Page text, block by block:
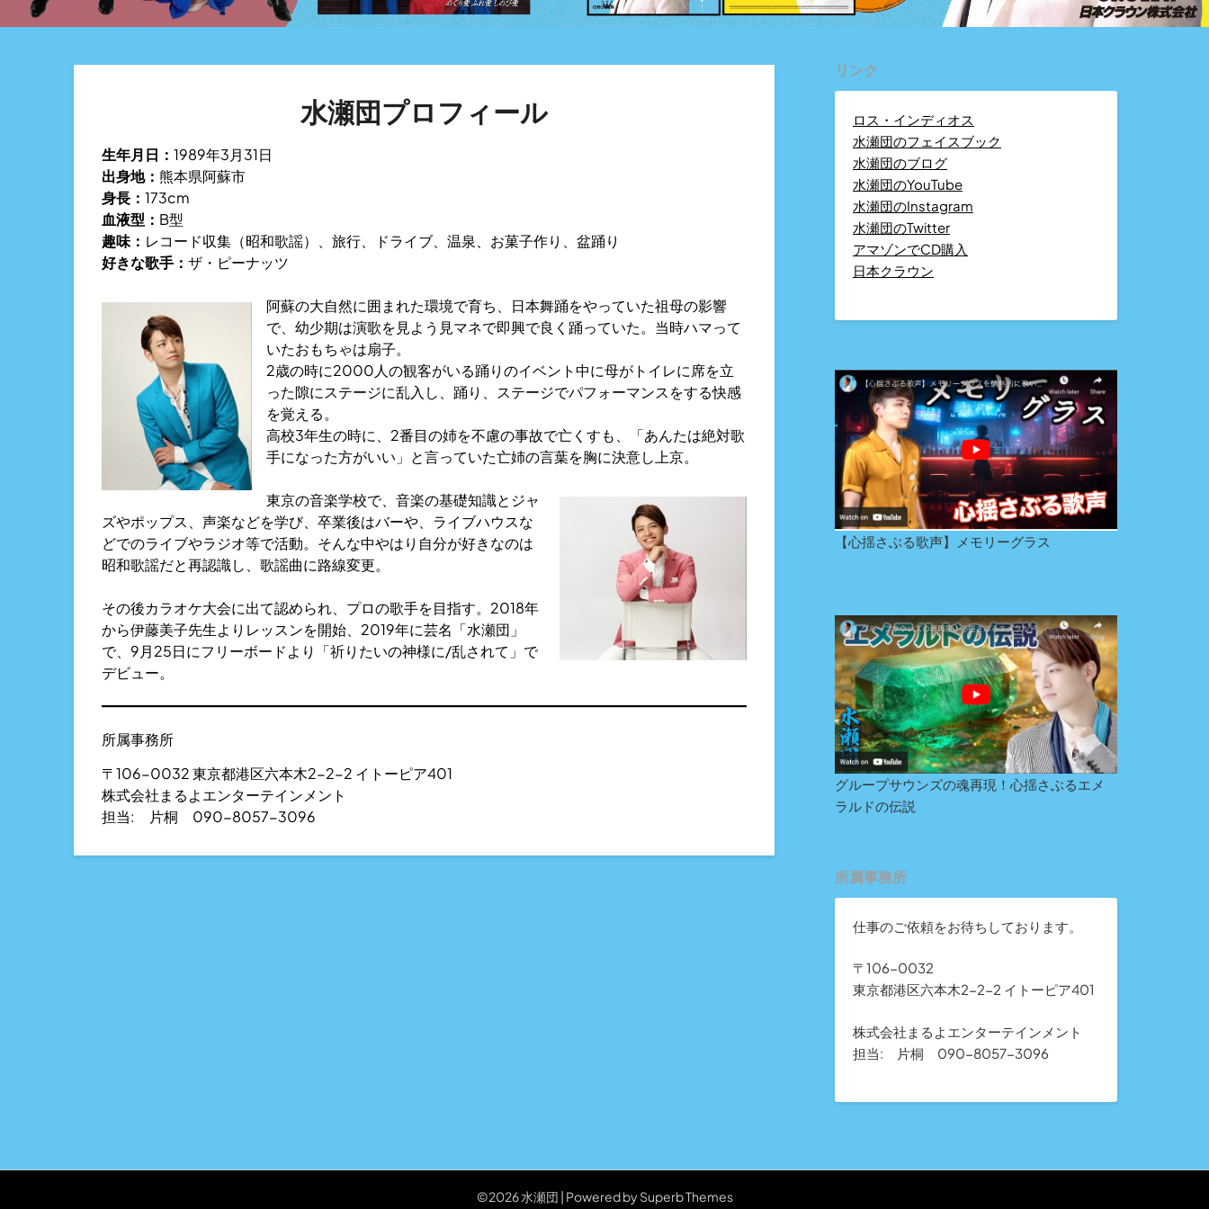
水瀬団プロフィール
生年月日：1989年3月31日
出身地：熊本県阿蘇市
身長：173cm
血液型： B型
趣味： レコード収集（昭和歌謡）、旅行、ドライブ、温泉、お菓子作り、盆踊り
好きな歌手：ザ・ピーナッツ
阿蘇の大自然に囲まれた環境で育ち、日本舞踊をやっていた祖母の影響
で、幼少期は演歌を見よう見マネで即興で良く踊っていた。当時ハマって
いたおもちゃは扇子。
2歳の時に2000人の観客がいる踊りのイベント中に母がトイレに席を立
った隙にステージに乱入し、踊り、ステージでパフォーマンスをする快感
を覚える。
高校3年生の時に、2番目の姉を不慮の事故で亡くすも、「あんたは絶対歌
手になった方がいい」と言っていた亡姉の言葉を胸に決意し上京。
東京の音楽学校で、音楽の基礎知識とジャ
ズやポップス、声楽などを学び、卒業後はバーや、ライブハウスな
どでのライブやラジオ等で活動。そんな中やはり自分が好きなのは
昭和歌謡だと再認識し、歌謡曲に路線変更。
その後カラオケ大会に出て認められ、プロの歌手を目指す。2018年
から伊藤美子先生よりレッスンを開始、2019年に芸名「水瀬団」
で、9月25日にフリーボードより「祈りたいの神様に/乱されて」で
デビュー。
所属事務所
〒106-0032 東京都港区六本木2-2-2 イトーピア401
株式会社まるよエンターテインメント
担当: 片桐 090-8057-3096
リンク
ロス・インディオス
水瀬団のフェイスブック
水瀬団のブログ
水瀬団のYouTube
水瀬団のInstagram
水瀬団のTwitter
アマゾンでCD購入
日本クラウン
【心揺さぶる歌声】メモリーグラス
グループサウンズの魂再現！心揺さぶるエメ
ラルドの伝説
所属事務所
仕事のご依頼をお待ちしております。
〒106-0032
東京都港区六本木2-2-2 イトーピア401
株式会社まるよエンターテインメント
担当: 片桐 090-8057-3096
©2026 水瀬団 | Powered bySuperb Themes